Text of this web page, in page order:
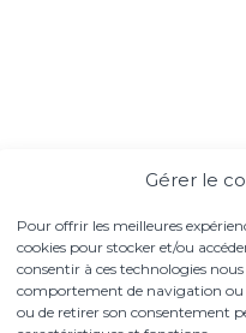
Gérer le
Pour offrir les meilleures
cookies pour stocker et/ou
consentir à ces technologies
comportement de navigation ou
ou de retirer son consentement